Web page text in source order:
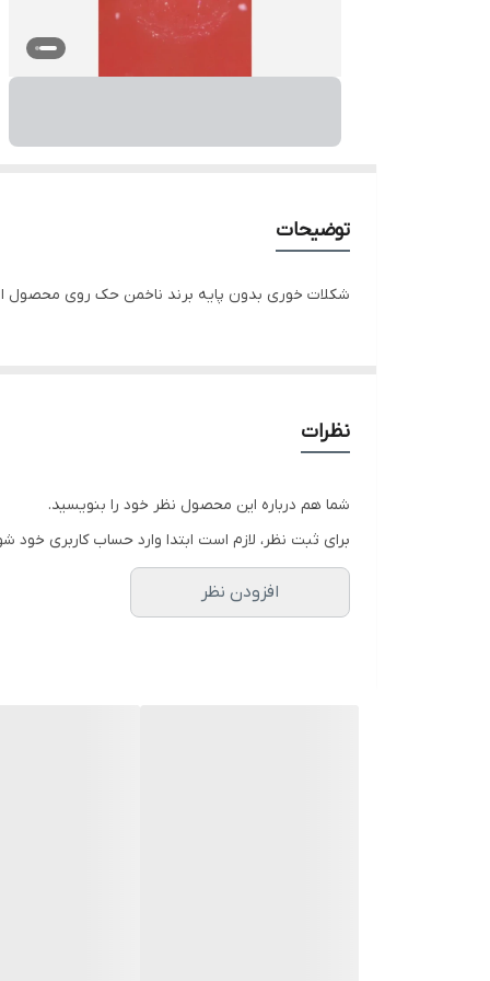
توضیحات
شکلات خوری بدون پایه برند ناخمن حک روی محصول
نظرات
شما هم درباره این محصول نظر خود را بنویسید.
برای ثبت نظر، لازم است ابتدا وارد حساب کاربری خود
افزودن نظر